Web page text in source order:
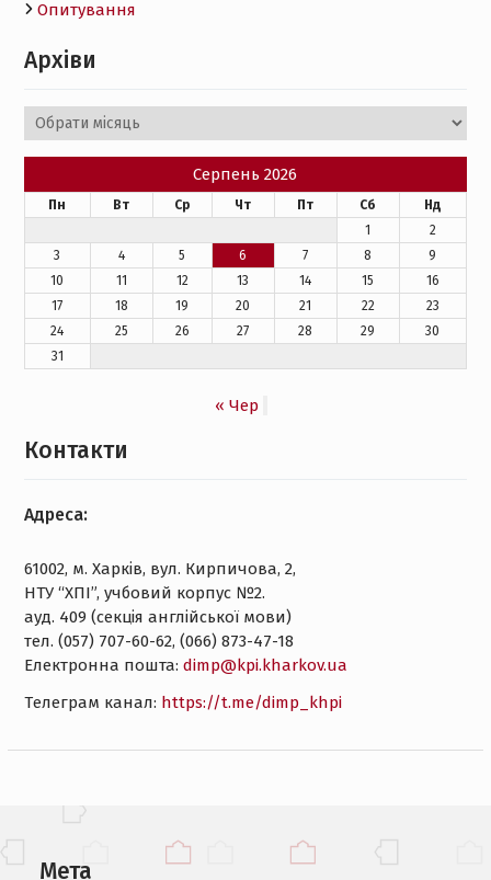
Опитування
Архіви
Архіви
Серпень 2026
Пн Вт Ср Чт Пт Сб
Нд
1
2
3
4 5 6 7 8
9
10
11 12 13 14 15
16
17
18 19 20 21 22
23
24
25 26 27 28 29
30
31
« Чер
Контакти
Адреса:
61002, м. Харків, вул. Кирпичова, 2,
НТУ “ХПІ”, учбовий корпус №2.
ауд. 409 (секція англійської мови)
тел. (057) 707-60-62, (066) 873-47-18
Електронна пошта: dimp@kpi.kharkov.ua
Tелеграм канал: https://t.me/dimp_khpi
Мета